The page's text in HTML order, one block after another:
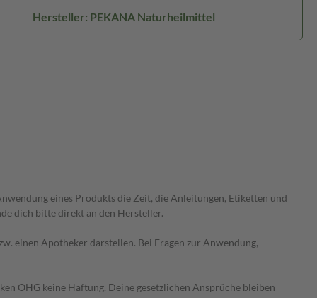
Hersteller: PEKANA Naturheilmittel
eines Produkts die Zeit, die Anleitungen, Etiketten und
dich bitte direkt an den Hersteller.
einen Apotheker darstellen. Bei Fragen zur Anwendung,
OHG keine Haftung. Deine gesetzlichen Ansprüche bleiben